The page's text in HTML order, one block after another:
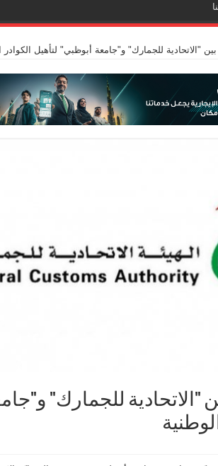
"الاتحادية للجمارك" و"جامعة أبوظبي" لتأهيل الكوادر
"الاتحادية للجمارك"